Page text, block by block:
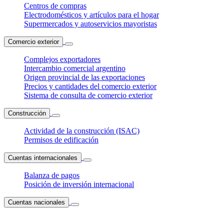
Centros de compras
Electrodomésticos y artículos para el hogar
Supermercados y autoservicios mayoristas
Comercio exterior
Complejos exportadores
Intercambio comercial argentino
Origen provincial de las exportaciones
Precios y cantidades del comercio exterior
Sistema de consulta de comercio exterior
Construcción
Actividad de la construcción (ISAC)
Permisos de edificación
Cuentas internacionales
Balanza de pagos
Posición de inversión internacional
Cuentas nacionales